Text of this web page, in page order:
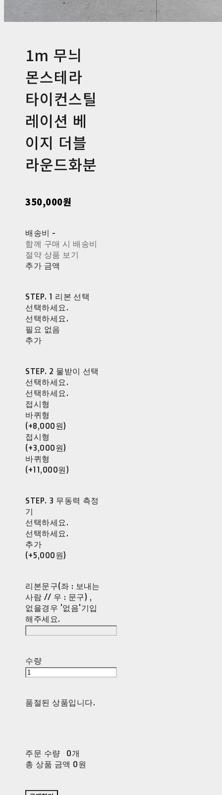
1m 무늬
몬스테라
타이컨스틸
레이션 베
이지 더블
라운드화분
350,000원
배송비 -
함께 구매 시 배송비
절약 상품 보기
추가 금액
STEP. 1 리본 선택
선택하세요.
선택하세요.
필요 없음
추가
STEP. 2 물받이 선택
선택하세요.
선택하세요.
접시형
바퀴형
(+8,000원)
접시형
(+3,000원)
바퀴형
(+11,000원)
STEP. 3 무동력 측정
기
선택하세요.
선택하세요.
추가
(+5,000원)
리본문구(좌 : 보내는
사람 // 우 : 문구) ,
없을경우 '없음'기입
해주세요.
수량
품절된 상품입니다.
주문 수량
0개
총 상품 금액 0원